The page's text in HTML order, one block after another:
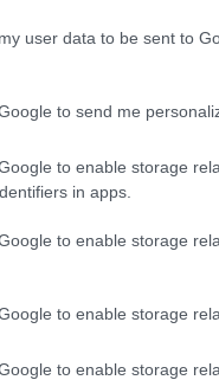
user data to be sent to
to send me
to enable storage
in apps.
to enable storage
to enable storage
to enable storage